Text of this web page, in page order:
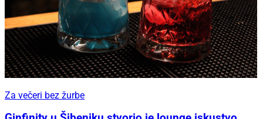
Za večeri bez žurbe